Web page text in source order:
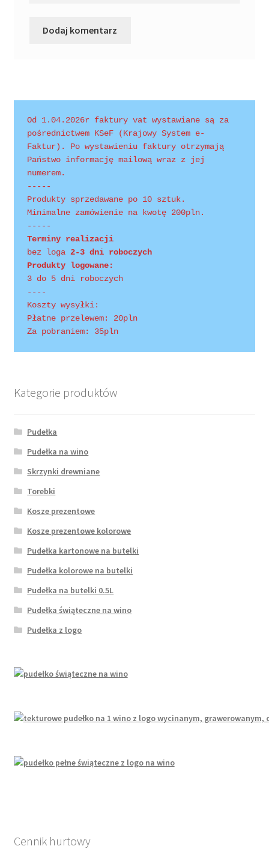
Shop
Shopping Tips
Shopping Tips
Terms of Use
Track Your Order
Twój koszyk
Wishlist
Od 1.04.2026r faktury vat wystawiane są za
pośrednictwem KSeF (Krajowy System e-
Faktur). Po wystawieniu faktury otrzymają
Państwo informację mailową wraz z jej
numerem.
-----
Produkty sprzedawane po 10 sztuk.
Minimalne zamówienie na kwotę 200pln.
-----
Terminy realizacji
bez loga 2-3 dni roboczych
Produkty logowane:
3 do 5 dni roboczych
----
Koszty wysyłki:
Płatne przelewem: 20pln
Za pobraniem: 35pln
Kategorie produktów
Pudełka
Pudełka na wino
Skrzynki drewniane
Torebki
Kosze prezentowe
Kosze prezentowe kolorowe
Pudełka kartonowe na butelki
Pudełka kolorowe na butelki
Pudełka na butelki 0.5L
Pudełka świąteczne na wino
Pudełka z logo
Cennik hurtowy